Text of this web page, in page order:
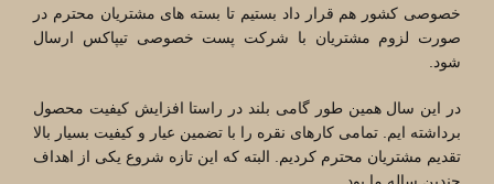
خصوصی کشور هم قرار داد بستیم تا بسته های مشتریان محترم در
صورت لزوم مشتریان با شرکت پست خصوصی تیپاکس ارسال
شود.
در این سال همین طور گامی بلند در راستا افزایش کیفیت محصول
برداشته ایم. تمامی کارهای نقره را با تضمین عیار و کیفیت بسیار بالا
تقدیم مشتریان محترم کردیم. البته که این تازه شروع یکی از اهداف